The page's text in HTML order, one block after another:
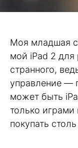
Моя младшая
мой iPad 2 для
странного,
управление —
может быть
только
покупать